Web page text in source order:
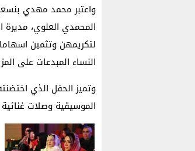
واعتبر محمد مهدي
المحمدي العلوي، مديرة
لتكريمهن وتثمين
النساء المبدعات على
وتميز الحفل الذي
الموسيقية وصلات